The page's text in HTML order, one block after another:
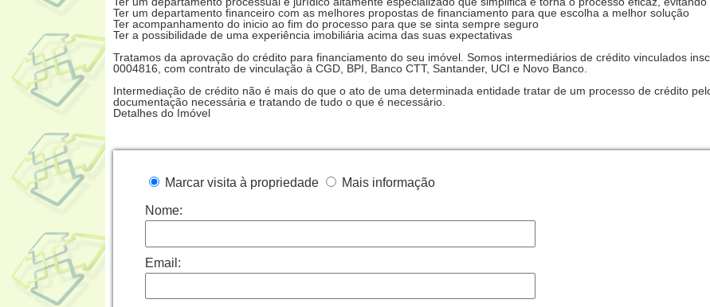
Ter um departamento financeiro com as melhores propostas de financiamento para que escolha a melhor solução
Ter acompanhamento do inicio ao fim do processo para que se sinta sempre seguro
Ter a possibilidade de uma experiência imobiliária acima das suas expectativas
Tratamos da aprovação do crédito para financiamento do seu imóvel. Somos intermediários de crédito vinculados
0004816, com contrato de vinculação à CGD, BPI, Banco CTT, Santander, UCI e Novo Banco.
Intermediação de crédito não é mais do que o ato de uma determinada entidade tratar de um processo de crédito
documentação necessária e tratando de tudo o que é necessário.
Detalhes do Imóvel
Marcar visita à propriedade Mais informação
Nome:
Email: